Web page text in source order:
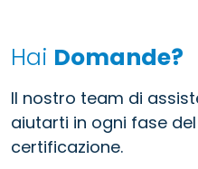
Hai Domande?
Il nostro team di
aiutarti in ogni fase
certificazione.